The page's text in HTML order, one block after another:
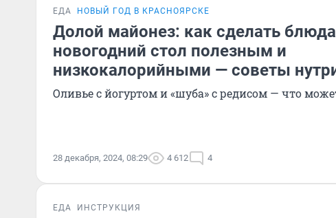
ЕДА НОВЫЙ ГОД В КРАСНОЯРСКЕ
Долой майонез: как сделать
новогодний стол полезным и
низкокалорийными — советы
Оливье с йогуртом и «шуба» с редисом — что
28 декабря, 2024, 08:29 4 612 4
ЕДА ИНСТРУКЦИЯ